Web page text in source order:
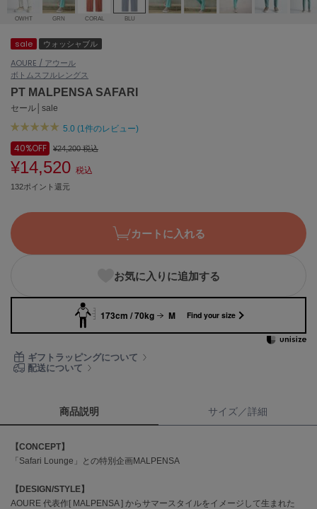
ェア (121)
(124)
アニュアンス
ànuke
アンヌーク
ASICS
アシックス
Ballelite
バレリット
BANDOLIER
Barbour
Calvin Klein
CELFORD
Clarks Premium
クラークス
CODE A
コードエー
OWHT GRN CORAL BLU
sale
ウォッシャブル
AOURE / アウール
ボトムスフルレングス
PT MALPENSA SAFARI
セール│sale
5.0 (1件のレビュー)
40%OFF ¥24,200税込
¥14,520 税込
132ポイント還元
カートに入れる
お気に入りに追加する
173cm / 70kg M Find your size
ギフトラッピングについて
配送について
商品説明 サイズ／詳細
【CONCEPT】
「Safari Lounge」との特別企画MALPENSA
【DESIGN/STYLE】
AOURE 代表作[ MALPENSA ] からサマースタイルをイメージして生まれた